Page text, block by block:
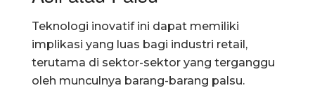
Teknologi inovatif ini dapat memiliki
implikasi yang luas bagi industri retail,
terutama di sektor-sektor yang terganggu
oleh munculnya barang-barang palsu.